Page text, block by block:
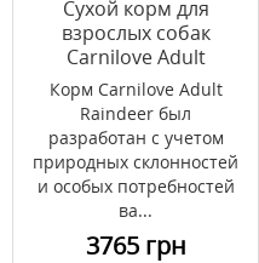
Сухой корм для
взрослых собак
Carnilove Adult
Reindeer 12 кг
Корм Carnilove Adult
Raindeer был
разработан с учетом
природных склонностей
и особых потребностей
ва...
3765 грн